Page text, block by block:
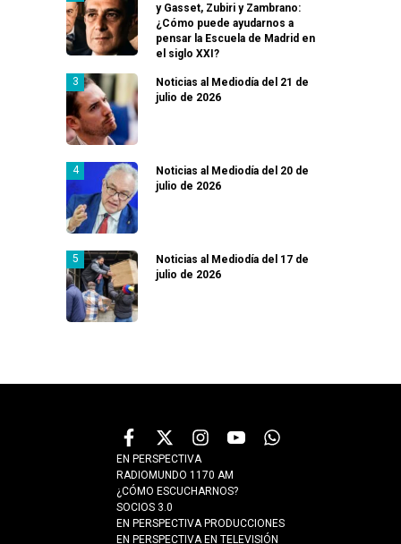
y Gasset, Zubiri y Zambrano:
¿Cómo puede ayudarnos a
pensar la Escuela de Madrid en
el siglo XXI?
Noticias al Mediodía del 21 de
julio de 2026
Noticias al Mediodía del 20 de
julio de 2026
Noticias al Mediodía del 17 de
julio de 2026
EN PERSPECTIVA
RADIOMUNDO 1170 AM
¿CÓMO ESCUCHARNOS?
SOCIOS 3.0
EN PERSPECTIVA PRODUCCIONES
EN PERSPECTIVA EN TELEVISIÓN